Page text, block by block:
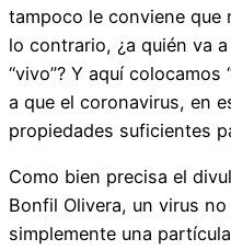
tampoco le conviene que
lo contrario, ¿a quién va
“vivo”? Y aquí
a que el coronavirus, en
propiedades suficientes
Como bien precisa el
Bonfil Olivera, un virus
simplemente una